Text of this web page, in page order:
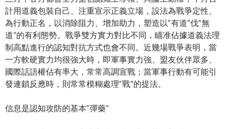
計用道義包裝自己、注重宣示正義立場，設法為戰爭定性、
為行動正名，以消除阻力、增加助力，塑造以“有道”伐“無
道”的有利態勢。戰爭雙方實力對比不同，瞄准佔據道義法理
制高點進行的認知對抗方式也會不同。近幾場戰爭表明，當
一方軟硬實力均很強大時，即軍事實力強、盟友伙伴眾多、
國際話語權佔有率大，常常高調宣戰；當軍事行動有可能引
發連鎖反應時，則常常模糊處理“戰”的提法。
信息是認知攻防的基本“彈藥”